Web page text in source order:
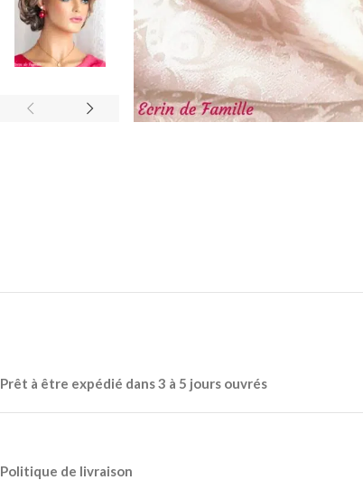
Prêt à être expédié dans 3 à 5 jours ouvrés
Politique de livraison